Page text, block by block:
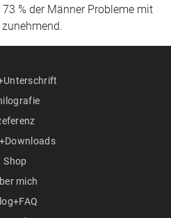
% der Männer Probleme mit
Shop
mich